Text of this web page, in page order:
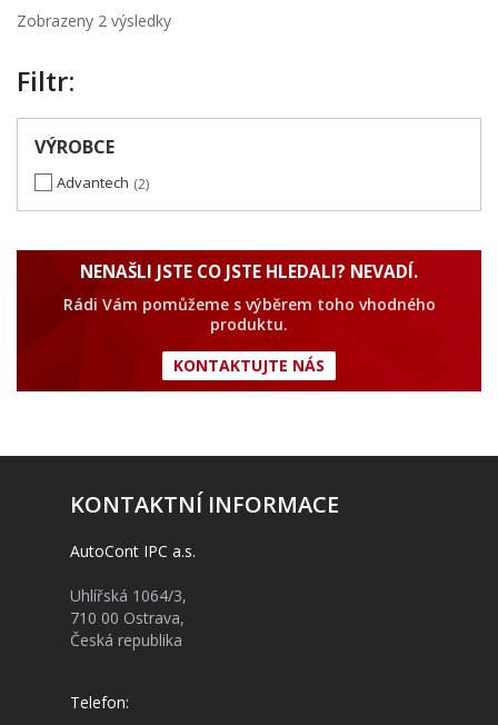
Zobrazeny 2 výsledky
Filtr:
VÝROBCE
Advantech 2
NENAŠLI JSTE CO JSTE HLEDALI? NEVADÍ.
Rádi Vám pomůžeme s výběrem toho vhodného
produktu.
KONTAKTUJTE NÁS
KONTAKTNÍ INFORMACE
AutoCont IPC a.s.
Uhlířská 1064/3,
710 00 Ostrava,
Česká republika
Telefon: